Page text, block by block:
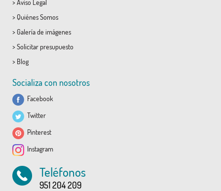
> Aviso Legal
> Quiénes Somos
> Galería de imágenes
> Solicitar presupuesto
> Blog
Socializa con nosotros
Facebook
Twitter
Pinterest
Instagram
Teléfonos
951 204 209